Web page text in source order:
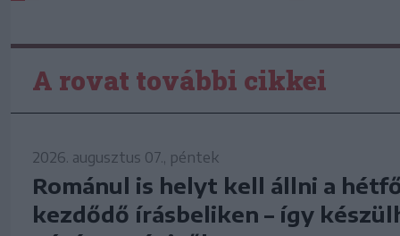
A rovat további cikkei
2026. augusztus 07., péntek
Románul is helyt kell állni a
kezdődő írásbeliken – így